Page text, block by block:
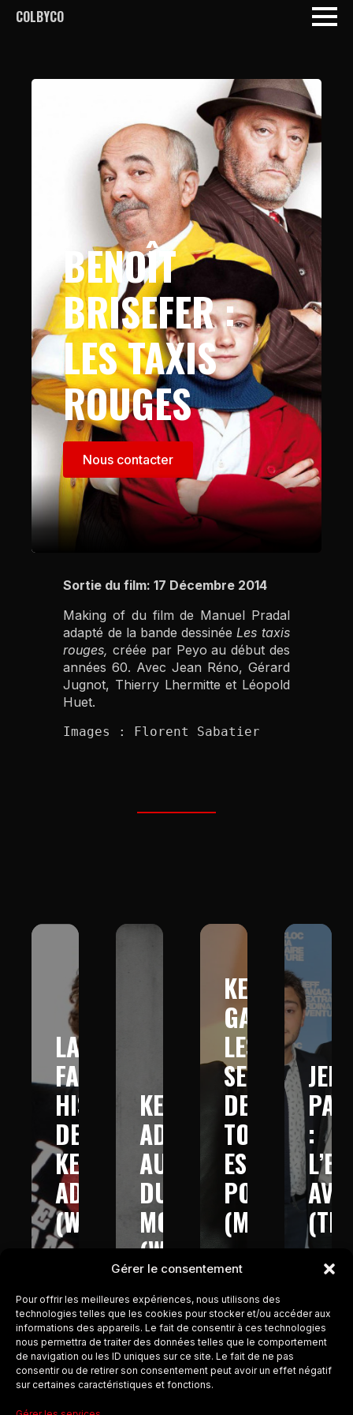
Gérer le consentement
Pour offrir les meilleures expériences, nous utilisons des
technologies telles que les cookies pour stocker et/ou accéder aux
informations des appareils. Le fait de consentir à ces technologies
nous permettra de traiter des données telles que le comportement
de navigation ou les ID uniques sur ce site. Le fait de ne pas
consentir ou de retirer son consentement peut avoir un effet négatif
sur certaines caractéristiques et fonctions.
COLBYCO
BENOÎT
BRISEFER :
LES TAXIS
ROUGES
Nous contacter
Sortie du film: 17 Décembre 2014
Making of du film de Manuel Pradal
adapté de la bande dessinéeLes taxis
rouges,créée par Peyo au début des
années 60. Avec Jean Réno, Gérard
Jugnot, Thierry Lhermitte et Léopold
Huet.
Images : Florent Sabatier
LA
FABULEUSE
HISTOIRE
DE
KEV
ADAMS
(W9
–
2013)
KEV
ADAMS
AUTOUR
DU
MONDE
(W9-
2016)
KEV
GAD :
LES
SECRETS
DE
TOUT
EST
POSSIBLE
(M6
–
2017)
JEFF
:
–